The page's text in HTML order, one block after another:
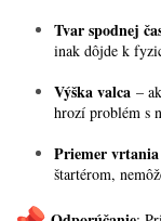
Tvar spodnej
inak dôjde k
Výška valca –
hrozí problém s
Priemer
štartérom,